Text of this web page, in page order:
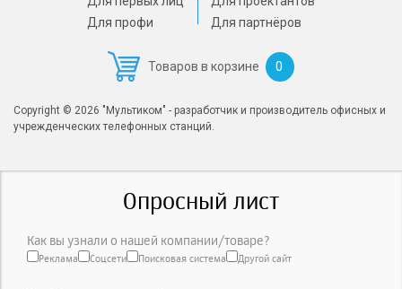
Для профи
Для партнёров
Товаров в корзине 0
Copyright © 2026 "Мультиком" - разработчик и производитель офисных и
учрежденческих телефонных станций.
Опросный лист
Как вы узнали о нашей компании/товаре?
Реклама Соцсети Поисковая система Другой сайт